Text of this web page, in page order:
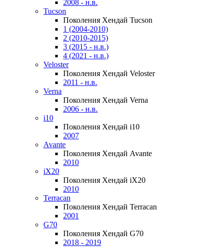
2008 - н.в.
Tucson
Поколения Хендай Tucson
1 (2004-2010)
2 (2010-2015)
3 (2015 - н.в.)
4 (2021 - н.в.)
Veloster
Поколения Хендай Veloster
2011 - н.в.
Verna
Поколения Хендай Verna
2006 - н.в.
i10
Поколения Хендай i10
2007
Avante
Поколения Хендай Avante
2010
iX20
Поколения Хендай iX20
2010
Terracan
Поколения Хендай Terracan
2001
G70
Поколения Хендай G70
2018 - 2019